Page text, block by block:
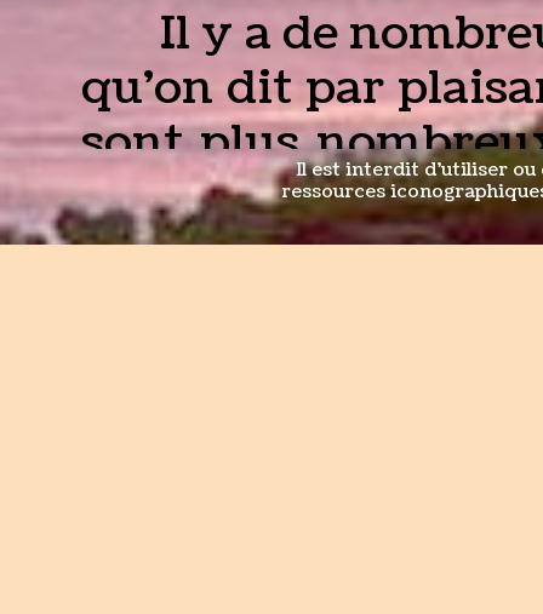
Il y a de
qu'on dit par
sont plus
sont
sont les plus
Il est interdit d'utiliser ou
ressources